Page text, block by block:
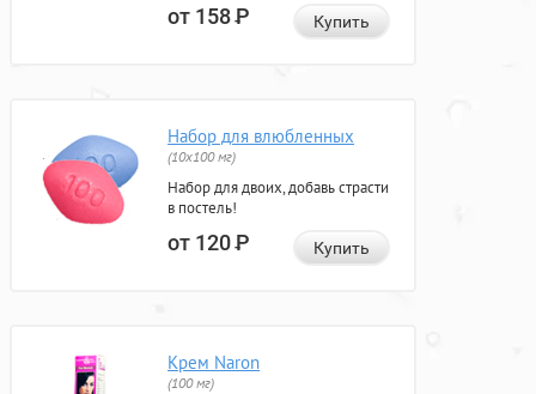
от 158Р Купить
Набор для влюбленных
(10х100 мг)
Набор для двоих, добавь страсти
в постель!
от 120Р Купить
Крем Naron
(100 мг)